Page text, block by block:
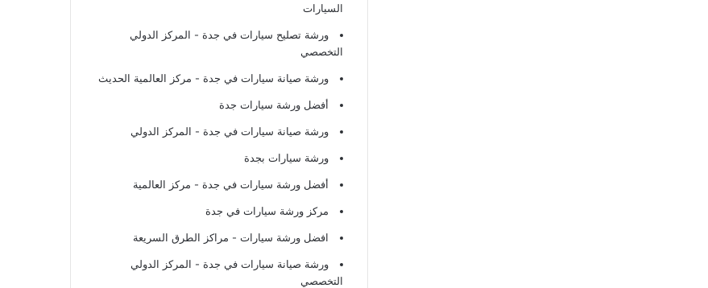
السيارات
ورشة تصليح سيارات في جدة - المركز الدولي
التخصصي
ورشة صيانة سيارات في جدة - مركز العالمية الحديث
أفضل ورشة سيارات جدة
ورشة صيانة سيارات في جدة - المركز الدولي
ورشة سيارات بجدة
أفضل ورشة سيارات في جدة - مركز العالمية
مركز ورشة سيارات في جدة
افضل ورشة سيارات - مراكز الطرق السريعة
ورشة صيانة سيارات في جدة - المركز الدولي
التخصصي